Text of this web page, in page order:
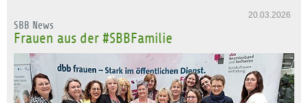
20.03.2026
SBB News
Frauen aus der #SBBFamilie